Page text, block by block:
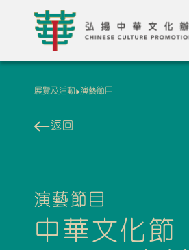
展覽及活動 演藝節目
返回
演藝節目
中華文化節